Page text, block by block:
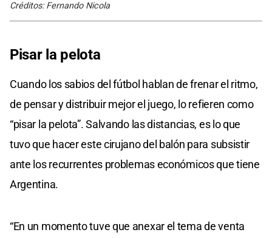
Créditos: Fernando Nicola
Pisar la pelota
Cuando los sabios del fútbol hablan de frenar el ritmo,
de pensar y distribuir mejor el juego, lo refieren como
“pisar la pelota”. Salvando las distancias, es lo que
tuvo que hacer este cirujano del balón para subsistir
ante los recurrentes problemas económicos que tiene
Argentina.
“En un momento tuve que anexar el tema de venta